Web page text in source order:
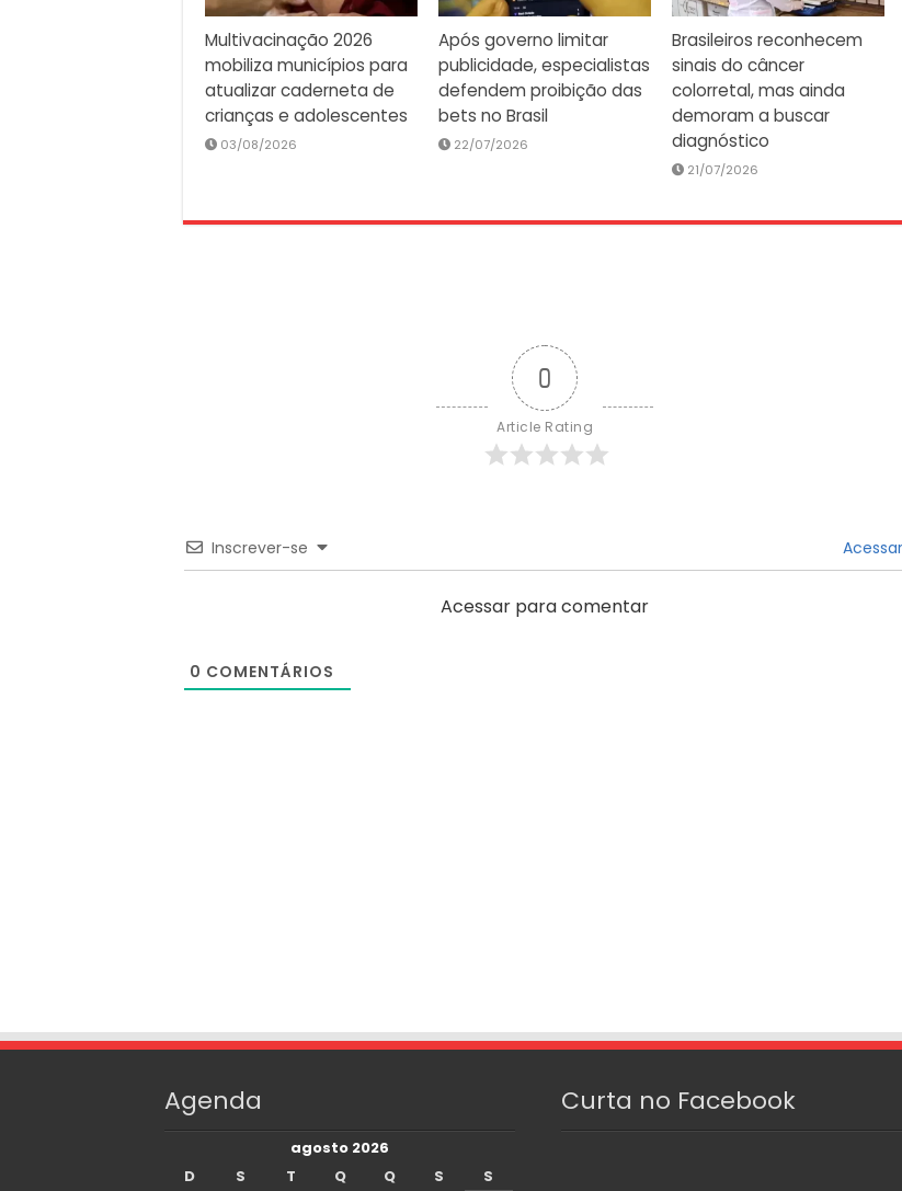
Multivacinação 2026
mobiliza municípios para
atualizar caderneta de
crianças e adolescentes
03/08/2026
Após governo limitar
publicidade, especialistas
defendem proibição das
bets no Brasil
22/07/2026
Brasileiros reconhecem
sinais do câncer
colorretal, mas ainda
demoram a buscar
diagnóstico
21/07/2026
0
Article Rating
Inscrever-se Acessar
Acessar para comentar
0 COMENTÁRIOS
Agenda
agosto 2026
D
S T Q Q S S
Curta no Facebook